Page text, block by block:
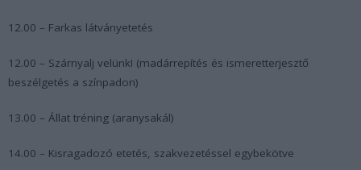
12.00 – Farkas látványetetés
12.00 – Szárnyalj velünk! (madárrepítés és ismeretterjesztő
beszélgetés a színpadon)
13.00 – Állat tréning (aranysakál)
14.00 – Kisragadozó etetés, szakvezetéssel egybekötve